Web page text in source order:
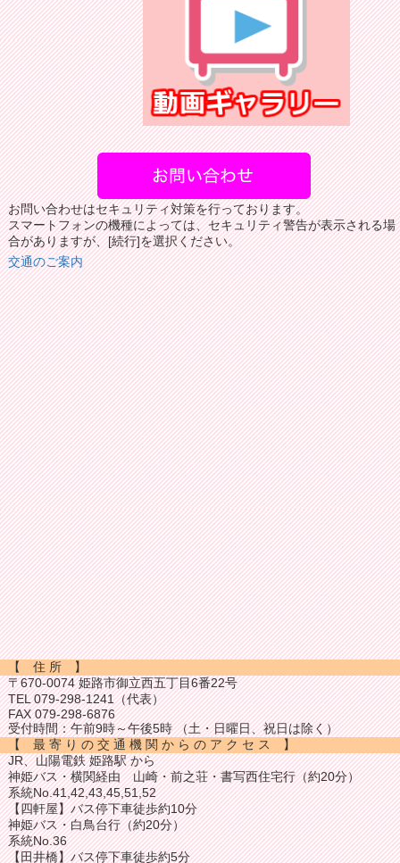
お問い合わせはセキュリティ対策を行っております。
スマートフォンの機種によっては、セキュリティ警告が表示される場
合がありますが、[続行]を選択ください。
交通のご案内
【 住 所 】
〒670-0074 姫路市御立西五丁目6番22号
TEL 079-298-1241（代表）
FAX 079-298-6876
受付時間：午前9時～午後5時 （土・日曜日、祝日は除く）
【 最 寄 り の 交 通 機 関 か ら の ア ク セ ス 】
JR、山陽電鉄 姫路駅 から
神姫バス・横関経由 山崎・前之荘・書写西住宅行（約20分）
系統No.41,42,43,45,51,52
【四軒屋】バス停下車徒歩約10分
神姫バス・白鳥台行（約20分）
系統No.36
【田井橋】バス停下車徒歩約5分